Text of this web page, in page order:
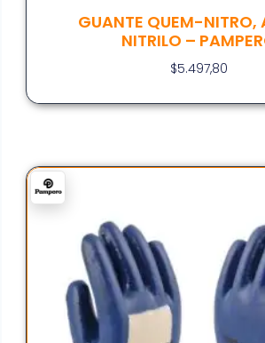
GUANTE QUEM-NITRO,
NITRILO –
$5.497,80